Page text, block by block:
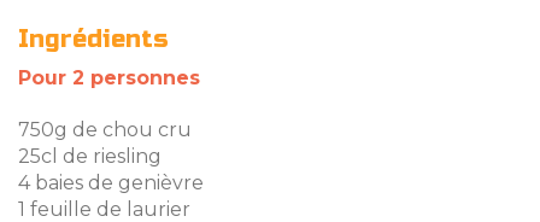
Ingrédients
Pour 2 personnes
750g de chou cru
25cl de riesling
4 baies de genièvre
1 feuille de laurier